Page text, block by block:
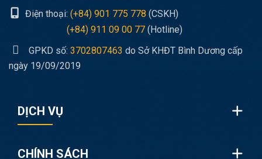
Điện thoại: (+84) 901 775 778 (CSKH)
(+84) 911 09 00 77 (Hotline)
GPKD số: 3702807463 do Sở KHĐT Bình Dương cấp
ngày 19/09/2019
DỊCH VỤ
CHÍNH SÁCH